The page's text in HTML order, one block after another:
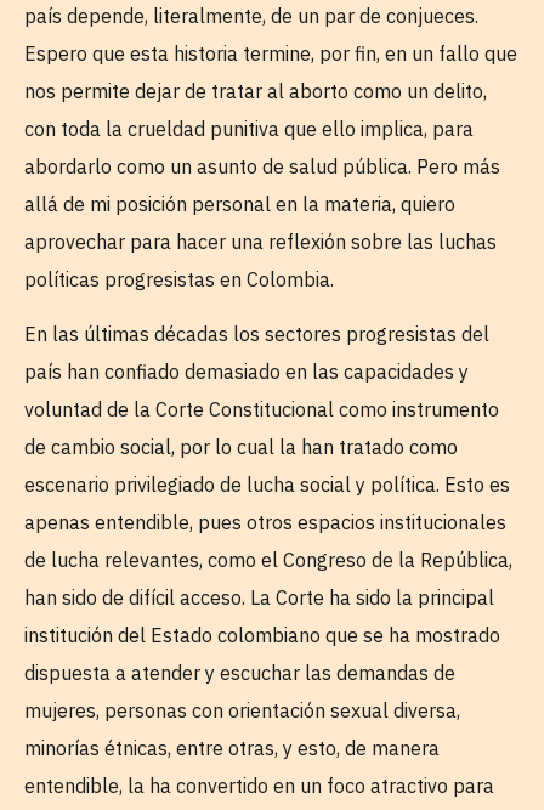
país depende, literalmente, de un par de conjueces.
Espero que esta historia termine, por fin, en un fallo que
nos permite dejar de tratar al aborto como un delito,
con toda la crueldad punitiva que ello implica, para
abordarlo como un asunto de salud pública. Pero más
allá de mi posición personal en la materia, quiero
aprovechar para hacer una reflexión sobre las luchas
políticas progresistas en Colombia.
En las últimas décadas los sectores progresistas del
país han confiado demasiado en las capacidades y
voluntad de la Corte Constitucional como instrumento
de cambio social, por lo cual la han tratado como
escenario privilegiado de lucha social y política. Esto es
apenas entendible, pues otros espacios institucionales
de lucha relevantes, como el Congreso de la República,
han sido de difícil acceso. La Corte ha sido la principal
institución del Estado colombiano que se ha mostrado
dispuesta a atender y escuchar las demandas de
mujeres, personas con orientación sexual diversa,
minorías étnicas, entre otras, y esto, de manera
entendible, la ha convertido en un foco atractivo para